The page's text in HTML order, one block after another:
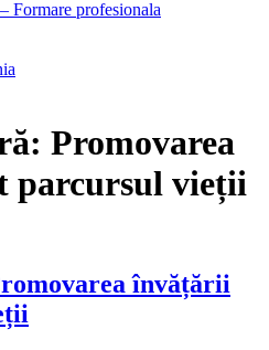
Formare profesionala
Promovarea
parcursul vieții
învățării